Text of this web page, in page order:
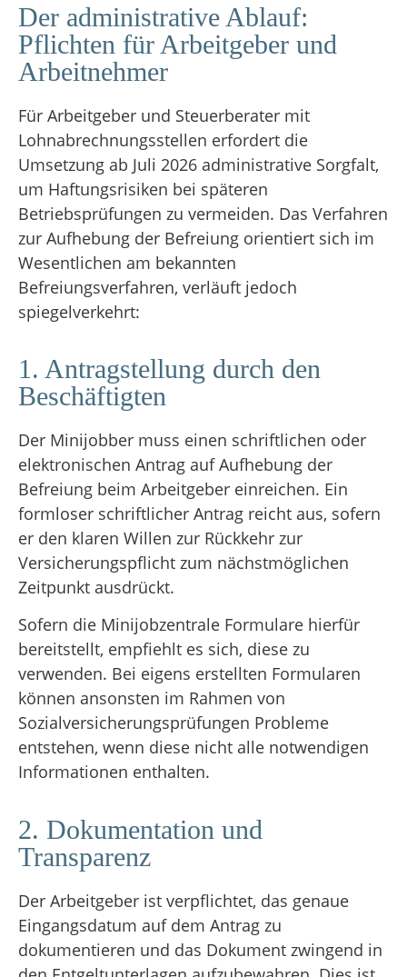
Der administrative Ablauf:
Pflichten für Arbeitgeber und
Arbeitnehmer
Für Arbeitgeber und Steuerberater mit
Lohnabrechnungsstellen erfordert die
Umsetzung ab Juli 2026 administrative Sorgfalt,
um Haftungsrisiken bei späteren
Betriebsprüfungen zu vermeiden. Das Verfahren
zur Aufhebung der Befreiung orientiert sich im
Wesentlichen am bekannten
Befreiungsverfahren, verläuft jedoch
spiegelverkehrt:
1. Antragstellung durch den
Beschäftigten
Der Minijobber muss einen schriftlichen oder
elektronischen Antrag auf Aufhebung der
Befreiung beim Arbeitgeber einreichen. Ein
formloser schriftlicher Antrag reicht aus, sofern
er den klaren Willen zur Rückkehr zur
Versicherungspflicht zum nächstmöglichen
Zeitpunkt ausdrückt.
Sofern die Minijobzentrale Formulare hierfür
bereitstellt, empfiehlt es sich, diese zu
verwenden. Bei eigens erstellten Formularen
können ansonsten im Rahmen von
Sozialversicherungsprüfungen Probleme
entstehen, wenn diese nicht alle notwendigen
Informationen enthalten.
2. Dokumentation und
Transparenz
Der Arbeitgeber ist verpflichtet, das genaue
Eingangsdatum auf dem Antrag zu
dokumentieren und das Dokument zwingend in